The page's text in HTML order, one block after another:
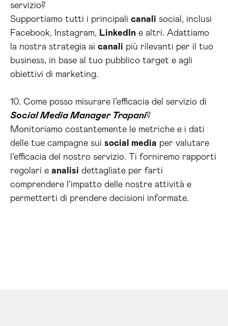
servizio?
Supportiamo tutti i principali canali social, inclusi
Facebook, Instagram, LinkedIn e altri. Adattiamo
la nostra strategia ai canali più rilevanti per il tuo
business, in base al tuo pubblico target e agli
obiettivi di marketing.
10. Come posso misurare l’efficacia del servizio di
Social Media Manager Trapani?
Monitoriamo costantemente le metriche e i dati
delle tue campagne sui social media per valutare
l’efficacia del nostro servizio. Ti forniremo rapporti
regolari e analisi dettagliate per farti
comprendere l’impatto delle nostre attività e
permetterti di prendere decisioni informate.